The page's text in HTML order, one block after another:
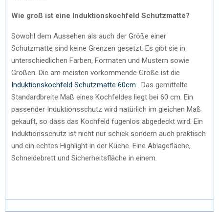
Wie groß ist eine Induktionskochfeld Schutzmatte?
Sowohl dem Aussehen als auch der Größe einer
Schutzmatte sind keine Grenzen gesetzt. Es gibt sie in
unterschiedlichen Farben, Formaten und Mustern sowie
Größen. Die am meisten vorkommende Größe ist die
Induktionskochfeld Schutzmatte 60cm
. Das gemittelte
Standardbreite Maß eines Kochfeldes liegt bei 60 cm. Ein
passender Induktionsschutz wird natürlich im gleichen Maß
gekauft, so dass das Kochfeld fugenlos abgedeckt wird. Ein
Induktionsschutz ist nicht nur schick sondern auch praktisch
und ein echtes Highlight in der Küche. Eine Ablagefläche,
Schneidebrett und Sicherheitsfläche in einem.